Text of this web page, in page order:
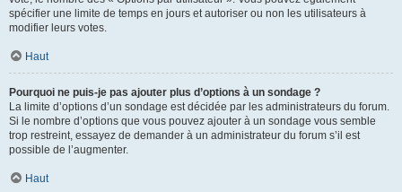
spécifier une limite de temps en jours et autoriser ou non les utilisateurs à
modifier leurs votes.
Haut
Pourquoi ne puis-je pas ajouter plus d’options à un sondage ?
La limite d’options d’un sondage est décidée par les administrateurs du forum.
Si le nombre d’options que vous pouvez ajouter à un sondage vous semble
trop restreint, essayez de demander à un administrateur du forum s’il est
possible de l’augmenter.
Haut